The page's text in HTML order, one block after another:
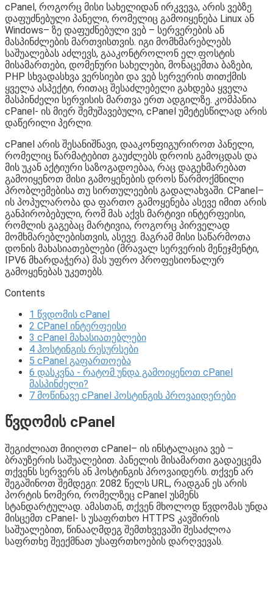
cPanel, როგორც მისი სახელიდან ირკვევა, არის ვებზე
დაფუძნებული პანელი, რომელიც გამოიყენება Linux ან
Windows– ზე დაფუძნებული ვებ – სერვერების ან
მასპინძლების მართვისთვის. იგი მომხმარებლებს
საშუალებას აძლევს, გააკონტროლონ ელ.ფოსტის
მისამართები, დომენური სახელები, მონაცემთა ბაზები,
PHP სხვადასხვა ვერსიები და ვებ სერვერის თითქმის
ყველა ასპექტი, რითაც შესაძლებელი გახდება ყველა
მასპინძელი სერვისის მართვა ერთ ადგილზე. კომპანია
cPanel- ის მიერ შემუშავებული, cPanel უმეტესწილად არის
დაწერილი პერლი.
cPanel არის შესანიშნავი, დააკონფიგურიროთ პანელი,
რომელიც წარმატებით გაუძლებს დროის გამოცდას და
მის უკან აქტიური საზოგადოებაა, რაც დაგეხმარებათ
გამოიყენოთ მისი გამოყენების დროს წარმოქმნილი
პრობლემებისა თუ სირთულეების გადალახვაში. CPanel–
ის პოპულარობა და ფართო გამოყენება ასევე იმით არის
განპირობებული, რომ მას აქვს მარტივი ინტერფეისი,
რომლის გაგებაც მარტივია, როგორც პირველად
მომხმარებლებისთვის, ასევე. მაგრამ მისი საწარმოთა
დონის მახასიათებლები (მრავალ სერვერის მენეჯმენტი,
IPV6 მხარდაჭერა) მას უფრო პროფესიონალურ
გამოყენებას უკეთებს.
Contents
1 წვდომის cPanel
2 CPanel ინტერფეისი
3 cPanel მახასიათებლები
4 ჰოსტინგის რესურსები
5 cPanel გაფართოება
6 დასკვნა - რატომ უნდა გამოიყენოთ cPanel
მასპინძელი?
7 მოწინავე cPanel ჰოსტინგის პროვაიდერები
წვდომის cPanel
შეგიძლიათ მიიღოთ cPanel– ის ინსტალაცია ვებ –
ბრაუზერის საშუალებით. პანელის მისამართი გადაეცემა
თქვენს სერვერს ან ჰოსტინგის პროვაიდერს. თქვენ არ
შეგაშინოთ შემდეგი: 2082 წელს URL, რადგან ეს არის
პორტის ნომერი, რომელზეც cPanel უსმენს
სტანდარტულად. ამასთან, თქვენ მხოლოდ წვდომას უნდა
მისცემთ cPanel- ს უსაფრთხო HTTPS კავშირის
საშუალებით, წინააღმდეგ შემთხვევაში შესაძლოა
საფრთხე შეექმნათ უსაფრთხოების დარღვევას.